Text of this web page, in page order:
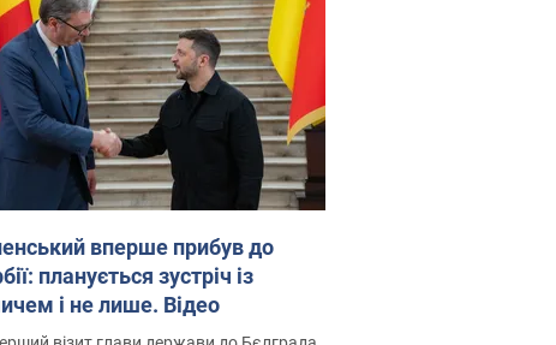
вперше прибув до
планується зустріч із
і не лише. Відео